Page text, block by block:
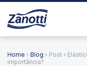
Home › Blog › Post ›
importância?